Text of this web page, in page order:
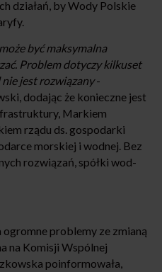
działań, by Wody Polskie
być maksymalna
Problem dotyczy kilkuset
nie jest rozwiązany-
dodając że konieczne jest
Markiem
rządu ds. gospodarki
morskiej i wodnej. Bez
rozwiązań, spółki wod-
problemy ze zmianą
na Komisji Wspólnej
poinformowała,